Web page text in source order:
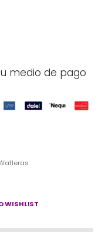
medio de pago
WISHLIST